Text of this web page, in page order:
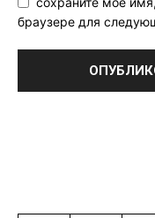
браузере для